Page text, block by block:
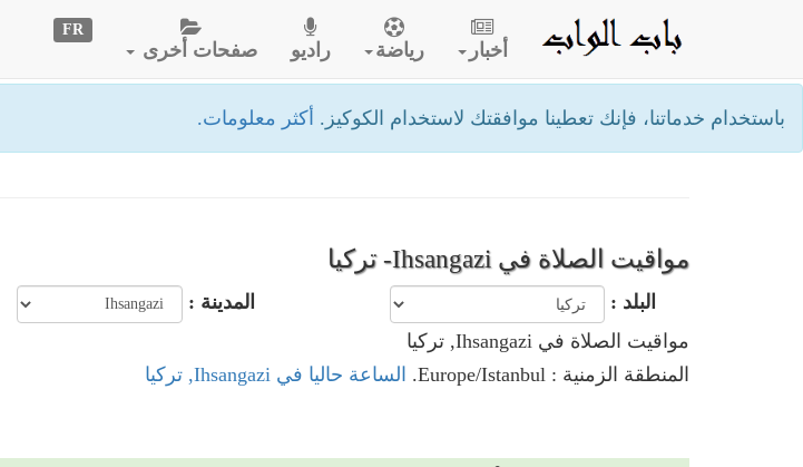
باستخدام خدماتنا، فإنك تعطينا موافقتك لاستخدام الكوكيز. أكثر معلومات.
أخبار رياضة راديو صفحات أخرى
FR
مواقيت الصلاة في Ihsangazi- تركيا
البلد :
المدينة :
مواقيت الصلاة في Ihsangazi, تركيا
المنطقة الزمنية : Europe/Istanbul.
الساعة حاليا في Ihsangazi, تركيا